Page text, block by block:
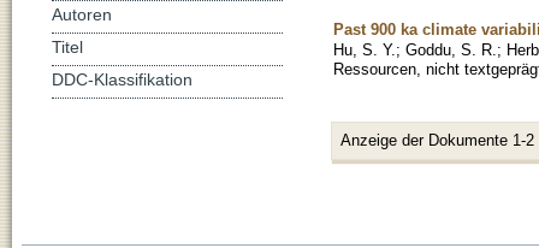
Past 900 ka climate
Hu, S. Y. ; Goddu, S. R. ;
Ressourcen, nicht
Anzeige der Dokumente 1-2
Autoren
Titel
DDC-Klassifikation